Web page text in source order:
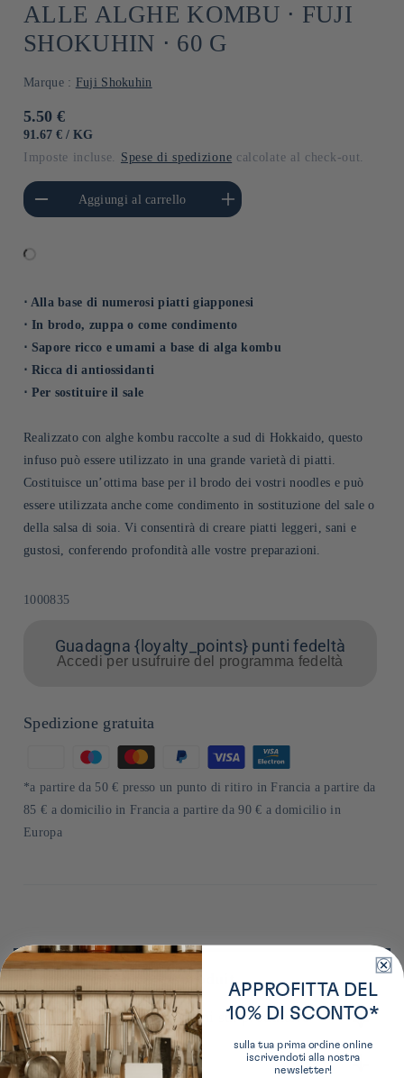
ALLE ALGHE KOMBU ⋅ FUJI
SHOKUHIN ⋅ 60 G
Marque : Fuji Shokuhin
Prezzo
di
5.50 €
PREZZO
91.67 € / PER
KG
Imposte incluse. Spese di spedizione calcolate al check-out.
quantità per Default
Title
Aggiungi al carrello
Aumenta quantità per Default
Title
⋅ Alla base di numerosi piatti giapponesi
⋅ In brodo, zuppa o come condimento
⋅ Sapore ricco e umami a base di alga kombu
⋅ Ricca di antiossidanti
⋅ Per sostituire il sale
Realizzato con alghe kombu raccolte a sud di Hokkaido, questo
infuso può essere utilizzato in una grande varietà di piatti.
Costituisce un’ottima base per il brodo dei vostri noodles e può
essere utilizzata anche come condimento in sostituzione del sale o
della salsa di soia. Vi consentirà di creare piatti leggeri, sani e
gustosi, conferendo profondità alle vostre preparazioni.
SKU:
1000835
Guadagna {loyalty_points} punti fedeltà
Accedi per usufruire del programma fedeltà
Spedizione gratuita
di
pagamento
*a partire da 50 € presso un punto di ritiro in Francia a partire da
85 € a domicilio in Francia a partire da 90 € a domicilio in
Europa
Plus de détails sur ce produit
Ulteriori informazioni sul produttore
Fuji Shokuhin, fondée en 1949 à Osaka, est une entreprise
Instructions
APPROFITTA DEL
10% DI SCONTO*
sulla tua prima ordine online
iscrivendoti alla nostra
newsletter!